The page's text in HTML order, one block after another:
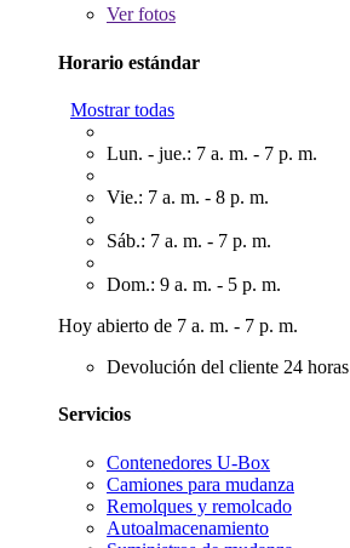
Verfotos
Horario estándar
Mostrar todas
Lun. - jue.: 7 a. m. - 7 p. m.
Vie.: 7 a. m. - 8 p. m.
Sáb.: 7 a. m. - 7 p. m.
Dom.: 9 a. m. - 5 p. m.
Hoy abierto de 7 a. m. - 7 p. m.
Devolución del cliente 24 horas
Servicios
Contenedores U-Box
Camiones para mudanza
Remolques y remolcado
Autoalmacenamiento